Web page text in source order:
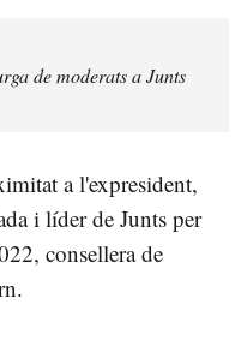
de moderats a Junts
a l'expresident,
i líder de Junts per
consellera de